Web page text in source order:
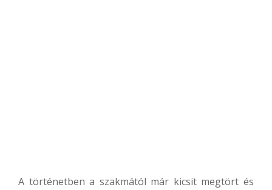
A történetben a szakmától már kicsit megtört és